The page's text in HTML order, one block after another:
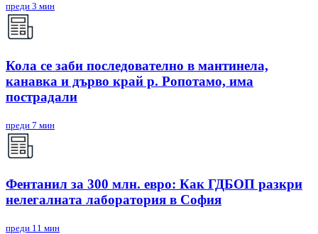
преди 3 мин
Кола се заби последователно в мантинела,
канавка и дърво край р. Ропотамо, има
пострадали
преди 7 мин
Фентанил за 300 млн. евро: Как ГДБОП разкри
нелегалната лаборатория в София
преди 11 мин